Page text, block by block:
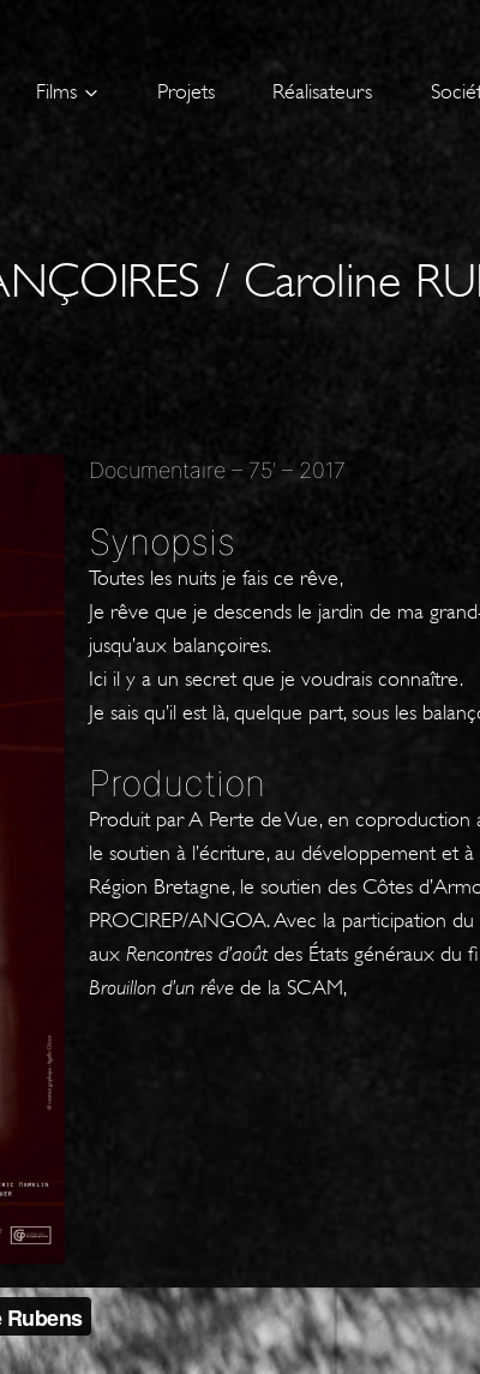
Films Projets Réalisateurs
/ Caroline
Documentaire – 75′ – 2017
Synopsis
Toutes les nuits je fais ce rêve,
Je rêve que je descends le jardin de ma
jusqu’aux balançoires.
Ici il y a un secret que je voudrais connaître.
Je sais qu’il est là, quelque part, sous les
Production
Produit par A Perte de Vue, en coproduction
le soutien à l’écriture, au développement et
Région Bretagne, le soutien des Côtes
PROCIREP/ANGOA. Avec la participation
aux Rencontres d’aoûtdes États généraux du
Brouillon d’un rêve de la SCAM,